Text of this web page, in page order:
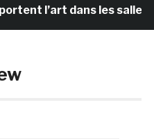
l’art dans les salles de